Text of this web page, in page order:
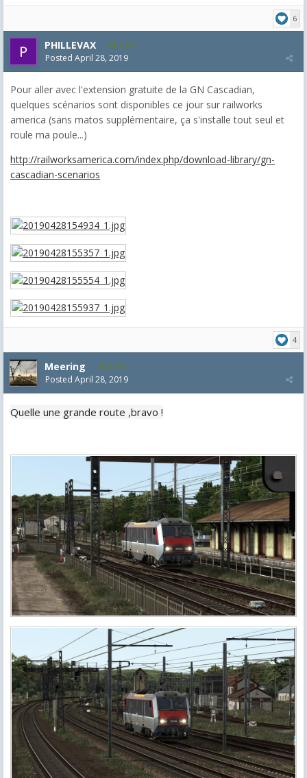
6
PHILLEVAX 1,405
Posted April 28, 2019
Pour aller avec l'extension gratuite de la GN Cascadian,
quelques scénarios sont disponibles ce jour sur railworks
america (sans matos supplémentaire, ça s'installe tout seul et
roule ma poule...)
http://railworksamerica.com/index.php/download-library/gn-
cascadian-scenarios
4
Meering 1,992
Posted April 28, 2019
Quelle une grande route ,bravo !